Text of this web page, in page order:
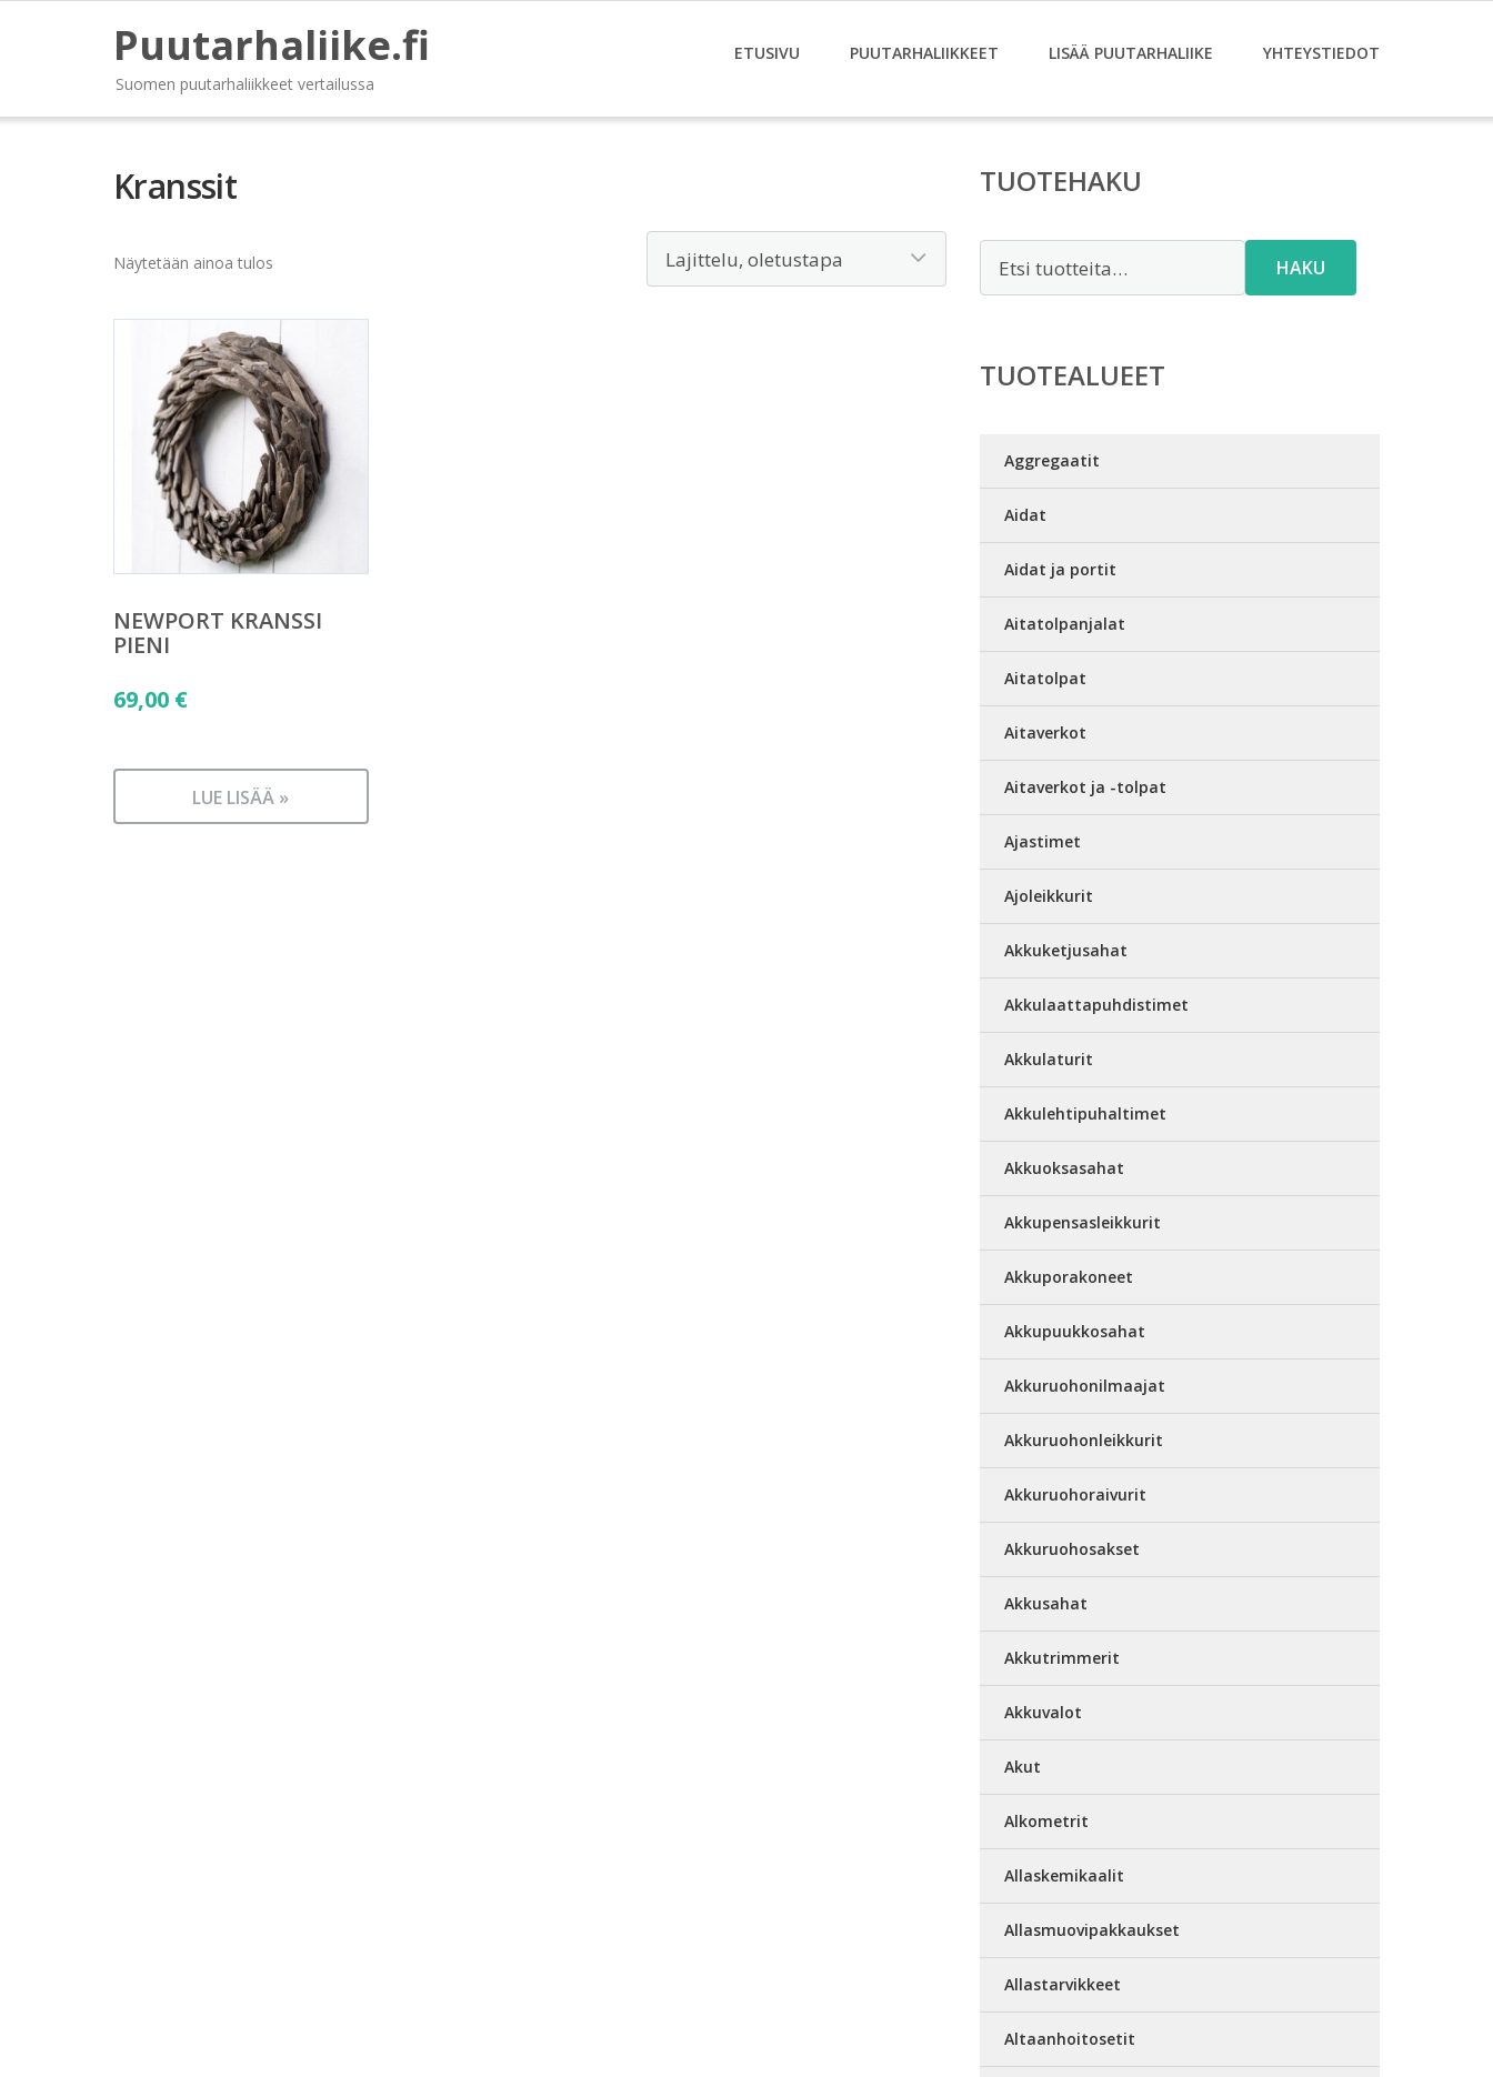
Puutarhaliike.fi
Suomen puutarhaliikkeet vertailussa
ETUSIVU PUUTARHALIIKKEET LISÄÄ PUUTARHALIIKE YHTEYSTIEDOT
Kranssit
Näytetään ainoa tulos
NEWPORT KRANSSI
PIENI
69,00 €
LUE LISÄÄ »
TUOTEHAKU
HAKU
TUOTEALUEET
Aggregaatit
Aidat
Aidat ja portit
Aitatolpanjalat
Aitatolpat
Aitaverkot
Aitaverkot ja -tolpat
Ajastimet
Ajoleikkurit
Akkuketjusahat
Akkulaattapuhdistimet
Akkulaturit
Akkulehtipuhaltimet
Akkuoksasahat
Akkupensasleikkurit
Akkuporakoneet
Akkupuukkosahat
Akkuruohonilmaajat
Akkuruohonleikkurit
Akkuruohoraivurit
Akkuruohosakset
Akkusahat
Akkutrimmerit
Akkuvalot
Akut
Alkometrit
Allaskemikaalit
Allasmuovipakkaukset
Allastarvikkeet
Altaanhoitosetit